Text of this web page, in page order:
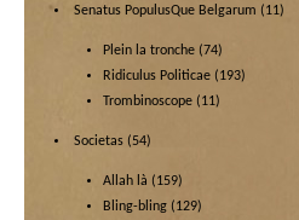
Senatus PopulusQue Belgarum (11)
Plein la tronche (74)
Ridiculus Politicae (193)
Trombinoscope (11)
Societas (54)
Allah là (159)
Bling-bling (129)